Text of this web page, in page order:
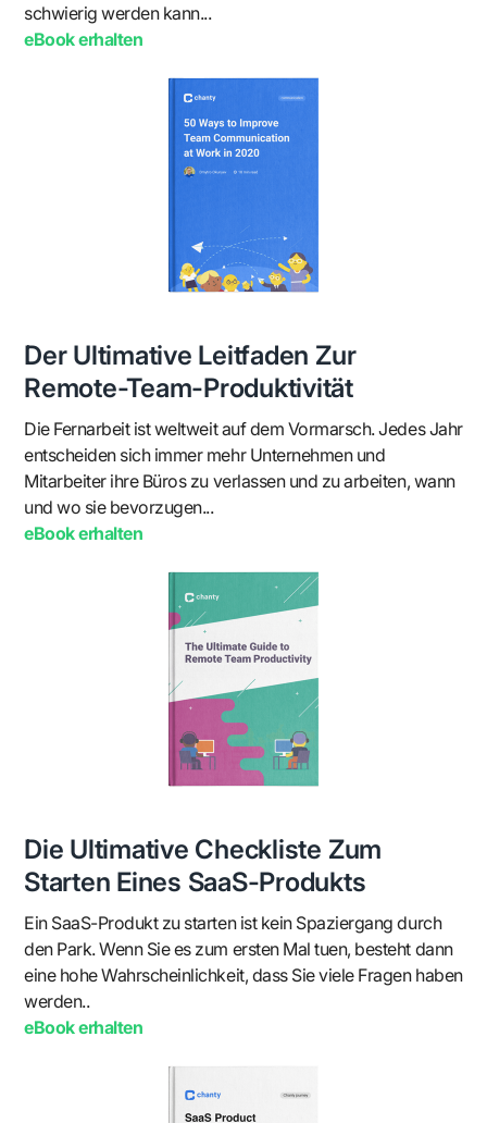
schwierig werden kann...
eBook erhalten
Der Ultimative Leitfaden Zur
Remote-Team-Produktivität
Die Fernarbeit ist weltweit auf dem Vormarsch. Jedes Jahr
entscheiden sich immer mehr Unternehmen und
Mitarbeiter ihre Büros zu verlassen und zu arbeiten, wann
und wo sie bevorzugen...
eBook erhalten
Die Ultimative Checkliste Zum
Starten Eines SaaS-Produkts
Ein SaaS-Produkt zu starten ist kein Spaziergang durch
den Park. Wenn Sie es zum ersten Mal tuen, besteht dann
eine hohe Wahrscheinlichkeit, dass Sie viele Fragen haben
werden..
eBook erhalten